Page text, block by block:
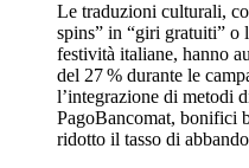
Le traduzioni culturali,
spins” in “giri gratuiti” o
festività italiane, hanno
del 27 % durante le
l’integrazione di metodi
PagoBancomat, bonifici
ridotto il tasso di